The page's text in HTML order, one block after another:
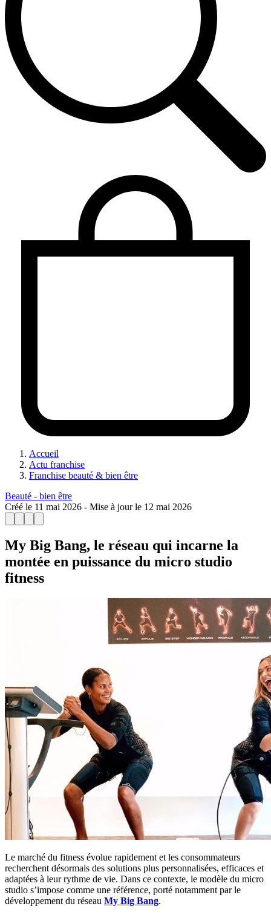
Accueil
Actu franchise
Franchise beauté & bien être
Beauté - bien être
Créé le 11 mai 2026 - Mise à jour le 12 mai 2026
My Big Bang, le réseau qui incarne la
montée en puissance du micro studio
fitness
Le marché du fitness évolue rapidement et les consommateurs
recherchent désormais des solutions plus personnalisées, efficaces et
adaptées à leur rythme de vie. Dans ce contexte, le modèle du micro
studio s’impose comme une référence, porté notamment par le
développement du réseau My Big Bang.